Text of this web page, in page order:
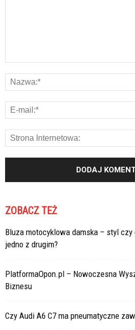
ZOBACZ TEŻ
Bluza motocyklowa damska – styl czy
jedno z drugim?
PlatformaOpon.pl – Nowoczesna
Biznesu
Czy Audi A6 C7 ma pneumatyczne